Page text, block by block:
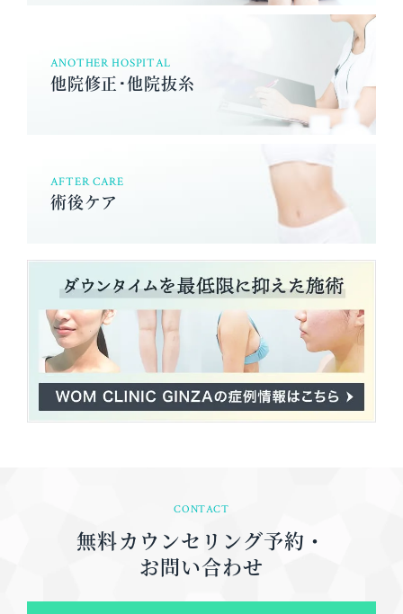
ANOTHER HOSPITAL
他院修正･他院抜糸
AFTER CARE
術後ケア
CONTACT
無料カウンセリング予約・
お問い合わせ